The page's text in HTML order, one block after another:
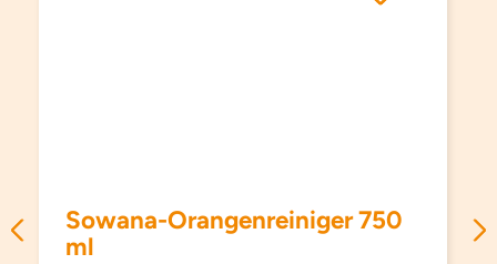
Sowana-Orangenreiniger 750
ml